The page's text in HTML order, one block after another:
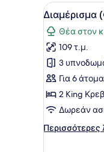
Προβολή
όλων
των
για
Διαμέρισμα
(Condo)
(An
Salzwiesen
11
Διαμέρισμα
Θέα στον
109 τ.μ.
3
Για 6 άτομα
2 King
Δωρεάν
Περισσότερες
Περισσότερες